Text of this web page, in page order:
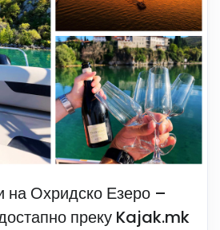
на Охридско Езеро –
преку Kajak.mk